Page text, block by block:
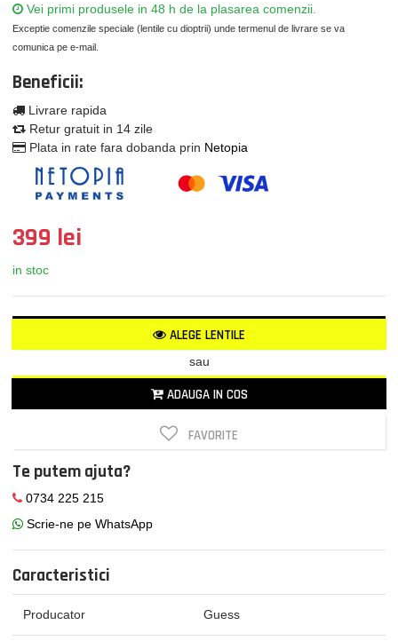
Vei primi produsele in 48 h de la plasarea comenzii.
Exceptie comenzile speciale (lentile cu dioptrii) unde termenul de livrare se va
comunica pe e-mail.
Beneficii:
Livrare rapida
Retur gratuit in 14 zile
Plata in rate fara dobanda prin Netopia
399 lei
in stoc
ALEGE LENTILE
sau
ADAUGA IN COS
FAVORITE
Te putem ajuta?
0734 225 215
Scrie-ne pe WhatsApp
Caracteristici
Producator Guess